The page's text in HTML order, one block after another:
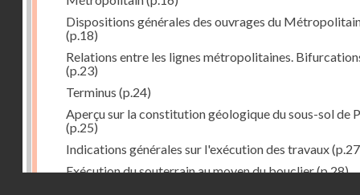
Dispositions générales des ouvrages du
(p.18)
Relations entre les lignes métropolitaines.
(p.23)
Terminus (p.24)
Aperçu sur la constitution géologique du sous-sol de
(p.25)
Indications générales sur l'exécution des travaux
Exécution du souterrain au moyen du bouclier(p.28)